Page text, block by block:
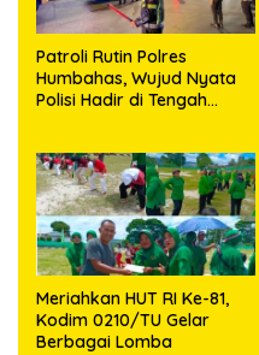
Patroli Rutin Polres
Humbahas, Wujud Nyata
Polisi Hadir di Tengah
Meriahkan HUT RI Ke-81,
Kodim 0210/TU Gelar
Berbagai Lomba